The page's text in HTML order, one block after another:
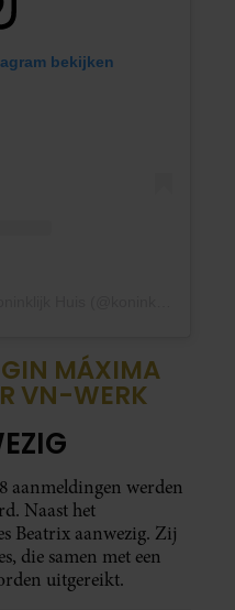
bekijken
MÁXIMA
VN-WERK
aanmeldingen werden
Naast het
Beatrix aanwezig. Zij
die samen met een
uitgereikt.